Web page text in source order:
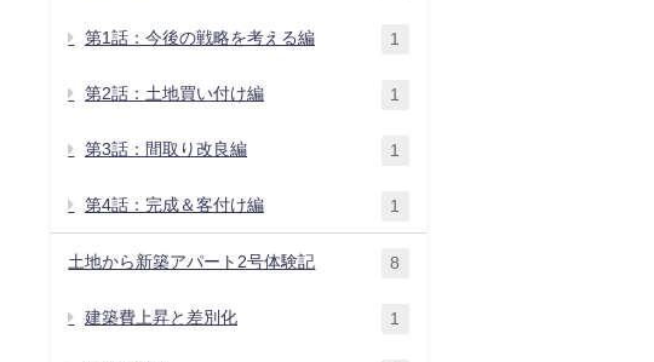
第1話：今後の戦略を考える編 1
第2話：土地買い付け編 1
第3話：間取り改良編 1
第4話：完成＆客付け編 1
土地から新築アパート2号体験記 8
建築費上昇と差別化 1